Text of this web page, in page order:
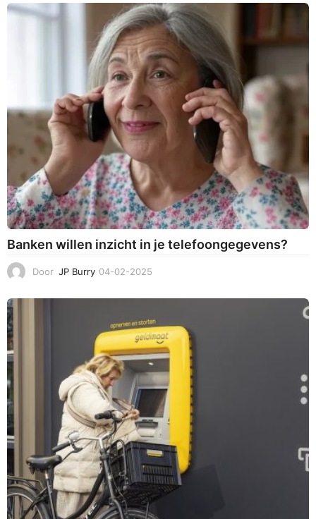
-
0
3
-
2
0
2
Banken willen inzicht in je telefoongegevens?
Door JP Burry 04-02-2025
-
2
-
2
0
2
5